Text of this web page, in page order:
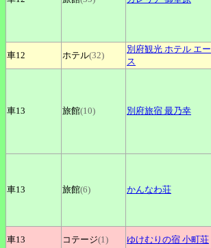
車12
ホテル(32)
別府観光 ホテル エー
ス
車13 旅館(10) 別府旅宿 最乃幸
車13 旅館(6) かんなわ荘
車13
コテージ(1) ゆけむりの宿 小町荘